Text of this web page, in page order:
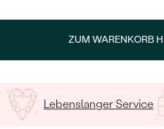
GOLD
PLATIN
SCHMUCK MIT LAB
DIAMANTEN
PERLENSCHMUCK
LUXURIÖSEZUM WARENKORB
Lebenslanger Service